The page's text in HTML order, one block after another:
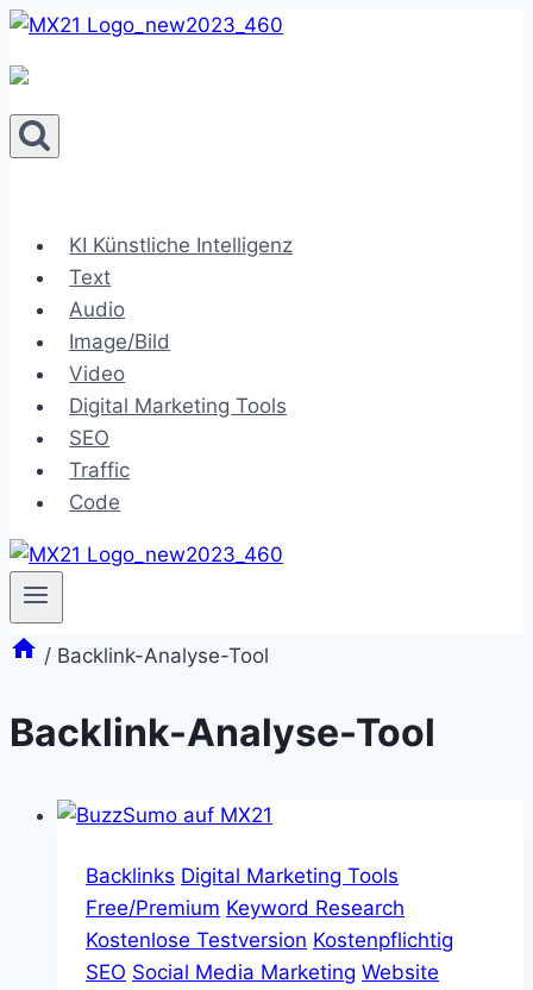
Zum
springen
KI Künstliche Intelligenz
Text
Audio
Image/Bild
Video
Digital Marketing Tools
SEO
Traffic
Code
/ Backlink-Analyse-Tool
Backlink-Analyse-Tool
Backlinks Digital Marketing Tools
Free/Premium Keyword Research
Kostenlose Testversion Kostenpflichtig
SEO Social Media Marketing Website